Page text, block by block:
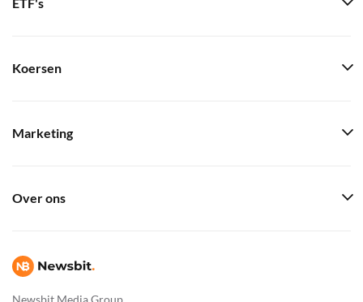
Newsbit Media Group
ETF's
Koersen
Marketing
Over ons